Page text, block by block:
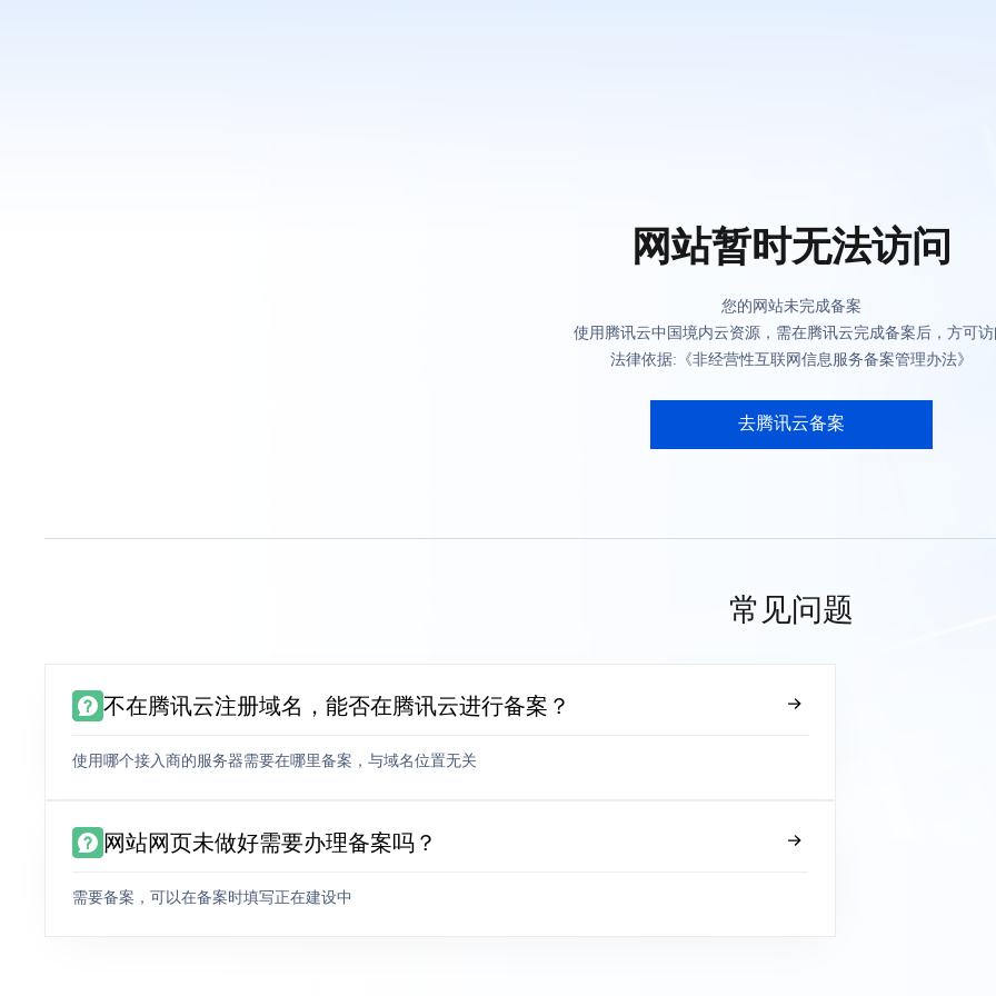
网站暂时无法访问
您的网站未完成备案
使用腾讯云中国境内云资源，需在腾讯云完成备案后，方可
法律依据:《非经营性互联网信息服务备案管理办法》
去腾讯云备案
常见问题
不在腾讯云注册域名，能否在腾讯云进行备案？
使用哪个接入商的服务器需要在哪里备案，与域名位置无关
网站网页未做好需要办理备案吗？
需要备案，可以在备案时填写正在建设中